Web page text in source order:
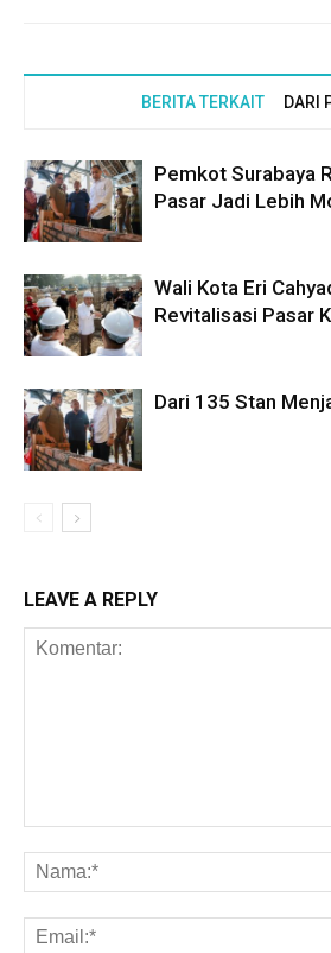
BERITA TERKAIT DARI
Pemkot Surabaya
Pasar Jadi Lebih
Wali Kota Eri
Revitalisasi Pasar
Dari 135 Stan
LEAVE A REPLY